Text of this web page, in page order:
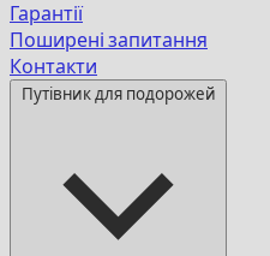
Гарантії
Поширені запитання
Контакти
Путівник для подорожей